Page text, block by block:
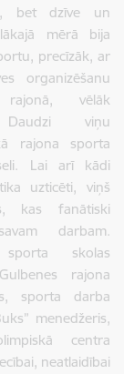
bet dzīve un
mērā bija
precīzāk, ar
organizēšanu
rajonā, vēlāk
viņu
rajona sporta
Lai arī kādi
uzticēti, viņš
kas fanātiski
darbam.
sporta skolas
rajona
sporta darba
menedžeris,
centra
neatlaidībai